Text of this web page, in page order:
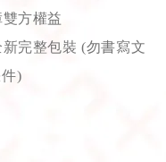
方權益
完整包裝 (勿書寫文
)